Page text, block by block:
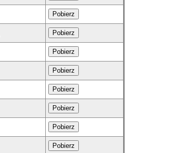
Pobierz
Pobierz
Pobierz
Pobierz
Pobierz
Pobierz
Pobierz
Pobierz